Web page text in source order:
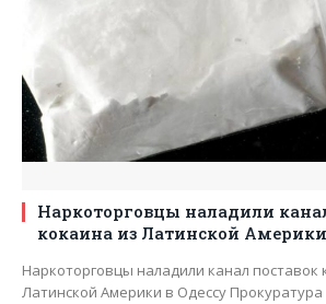
Наркоторговцы наладили
кокаина из Латинской
Наркоторговцы наладили канал поставок
Латинской Америки в Одессу